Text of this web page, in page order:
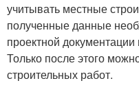
учитывать местные
полученные данные
проектной документации
Только после этого
строительных работ.